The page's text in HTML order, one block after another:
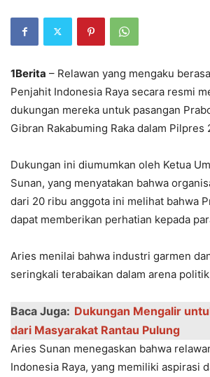
1Berita – Relawan yang mengaku
Penjahit Indonesia Raya secara resmi
dukungan mereka untuk pasangan
Gibran Rakabuming Raka dalam Pilpres
Dukungan ini diumumkan oleh Ketua
Sunan, yang menyatakan bahwa
dari 20 ribu anggota ini melihat bahwa
dapat memberikan perhatian kepada
Aries menilai bahwa industri garmen
seringkali terabaikan dalam arena
Baca Juga: Dukungan Mengalir
dari Masyarakat Rantau Pulung
Aries Sunan menegaskan bahwa
Indonesia Raya, yang memiliki aspirasi